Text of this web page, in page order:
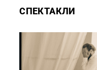
СПЕКТАКЛИ